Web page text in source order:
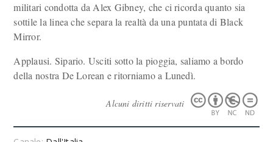
militari condotta da Alex Gibney, che ci ricorda quanto sia
sottile la linea che separa la realtà da una puntata di Black
Mirror.
Applausi. Sipario. Usciti sotto la pioggia, saliamo a bordo
della nostra De Lorean e ritorniamo a Lunedì.
Alcuni diritti riservati